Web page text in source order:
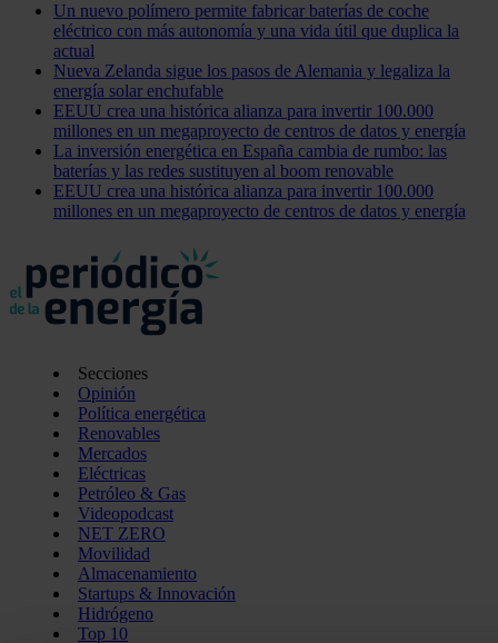
Un nuevo polímero permite fabricar baterías de coche
eléctrico con más autonomía y una vida útil que duplica la
actual
Nueva Zelanda sigue los pasos de Alemania y legaliza la
energía solar enchufable
EEUU crea una histórica alianza para invertir 100.000
millones en un megaproyecto de centros de datos y energía
La inversión energética en España cambia de rumbo: las
baterías y las redes sustituyen al boom renovable
EEUU crea una histórica alianza para invertir 100.000
millones en un megaproyecto de centros de datos y energía
Secciones
Opinión
Política energética
Renovables
Mercados
Eléctricas
Petróleo & Gas
Videopodcast
NET ZERO
Movilidad
Almacenamiento
Startups & Innovación
Hidrógeno
Top 10